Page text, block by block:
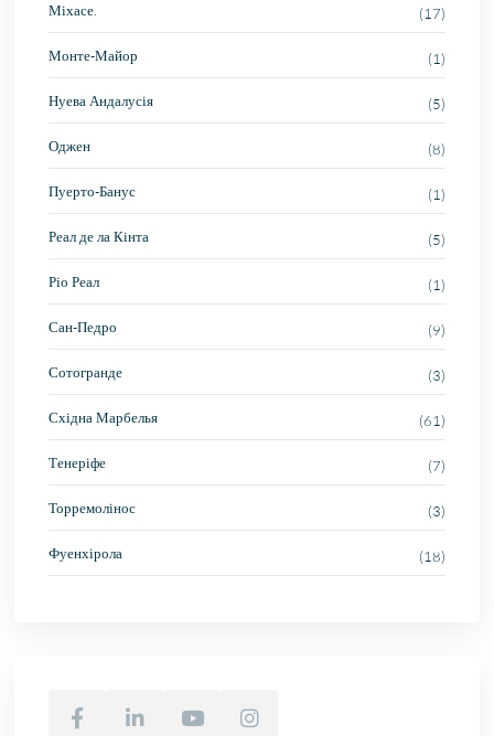
Міхасе. (17)
Монте-Майор (1)
Нуева Андалусія (5)
Оджен (8)
Пуерто-Банус (1)
Реал де ла Кінта (5)
Ріо Реал (1)
Сан-Педро (9)
Сотогранде (3)
Східна Марбелья (61)
Тенеріфе (7)
Торремолінос (3)
Фуенхірола (18)